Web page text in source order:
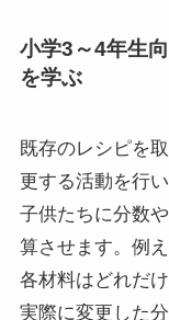
小学3～4年生
を学ぶ
既存のレシピを
更する活動を行い
子供たちに分数
算させます。例
各材料はどれだ
実際に変更した